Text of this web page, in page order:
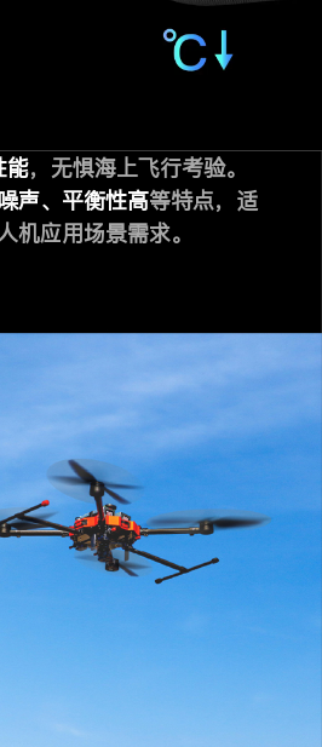
能，无惧海上飞行考验。
声、平衡性高等特点，适
机应用场景需求。